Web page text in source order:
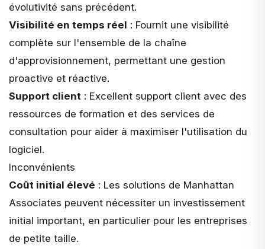
évolutivité sans précédent.
Visibilité en temps réel : Fournit une visibilité
complète sur l'ensemble de la chaîne
d'approvisionnement, permettant une gestion
proactive et réactive.
Support client : Excellent support client avec des
ressources de formation et des services de
consultation pour aider à maximiser l'utilisation du
logiciel.
Inconvénients
Coût initial élevé : Les solutions de Manhattan
Associates peuvent nécessiter un investissement
initial important, en particulier pour les entreprises
de petite taille.